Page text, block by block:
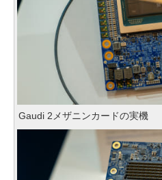
Gaudi 2メザニンカードの実機